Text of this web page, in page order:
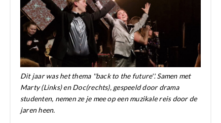
Dit jaar was het thema ''back to the future''. Samen met
Marty (Links) en Doc(rechts), gespeeld door drama
studenten, nemen ze je mee op een muzikale reis door de
jaren heen.